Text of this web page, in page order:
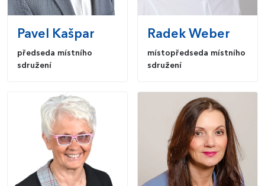
Pavel Kašpar
předseda místního
sdružení
Radek Weber
místopředseda místního
sdružení